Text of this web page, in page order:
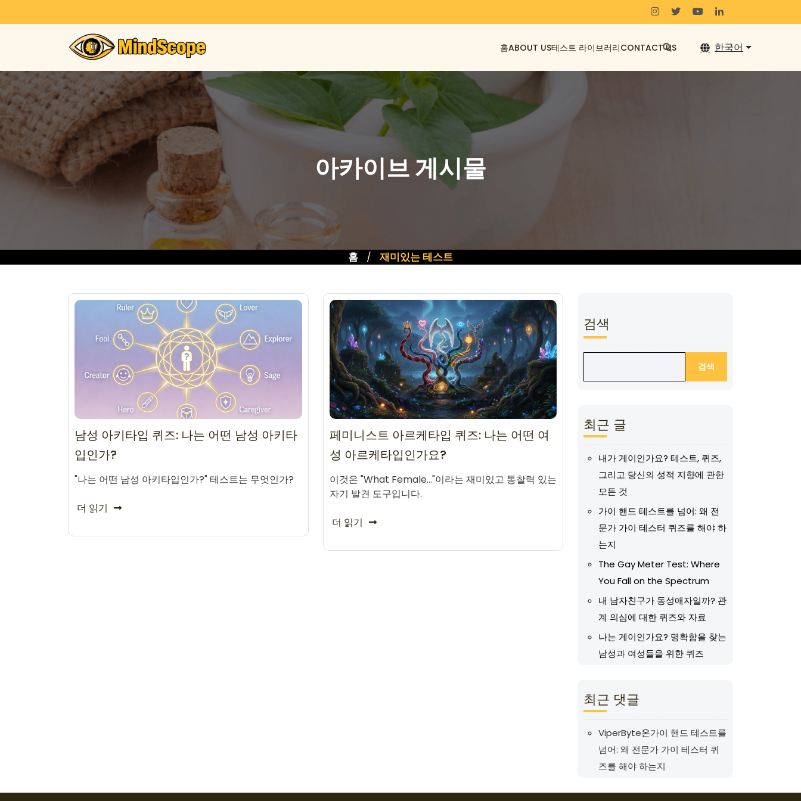
용
너
뛰
기
홈ABOUT US테스트 라이브러리CONTACT US 한국어
아카이브 게시물
홈 / 재미있는 테스트
남성 아키타입 퀴즈: 나는 어떤 남성 아키타
입인가?
"나는 어떤 남성 아키타입인가?" 테스트는 무엇인가?
더 읽기
페미니스트 아르케타입 퀴즈: 나는 어떤 여
성 아르케타입인가요?
이것은 "What Female…"이라는 재미있고 통찰력 있는
자기 발견 도구입니다.
더 읽기
검색
검색
최근 글
내가 게이인가요? 테스트, 퀴즈,
그리고 당신의 성적 지향에 관한
모든 것
가이 핸드 테스트를 넘어: 왜 전
문가 가이 테스터 퀴즈를 해야 하
는지
The Gay Meter Test: Where
You Fall on the Spectrum
내 남자친구가 동성애자일까? 관
계 의심에 대한 퀴즈와 자료
나는 게이인가요? 명확함을 찾는
남성과 여성들을 위한 퀴즈
최근 댓글
ViperByte온가이 핸드 테스트를
넘어: 왜 전문가 가이 테스터 퀴
즈를 해야 하는지